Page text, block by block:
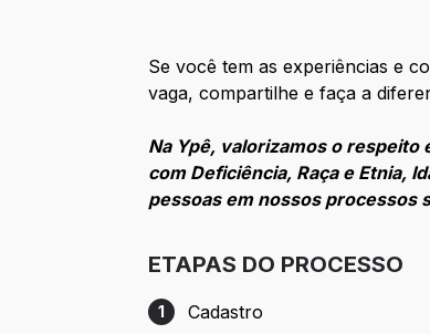
Se você tem as experiências e
vaga, compartilhe e faça a
Na Ypê, valorizamos o respeito
com Deficiência, Raça e Etnia,
pessoas em nossos processos
ETAPAS DO PROCESSO
Etapa 1: Cadastro
1 Cadastro